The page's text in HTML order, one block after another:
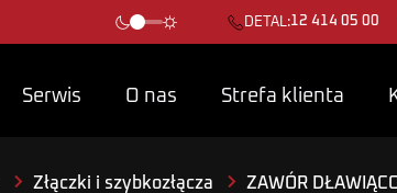
DETAL:12 414 05 00
Serwis O nas Strefa klienta
Złączki i szybkozłącza ZAWÓR